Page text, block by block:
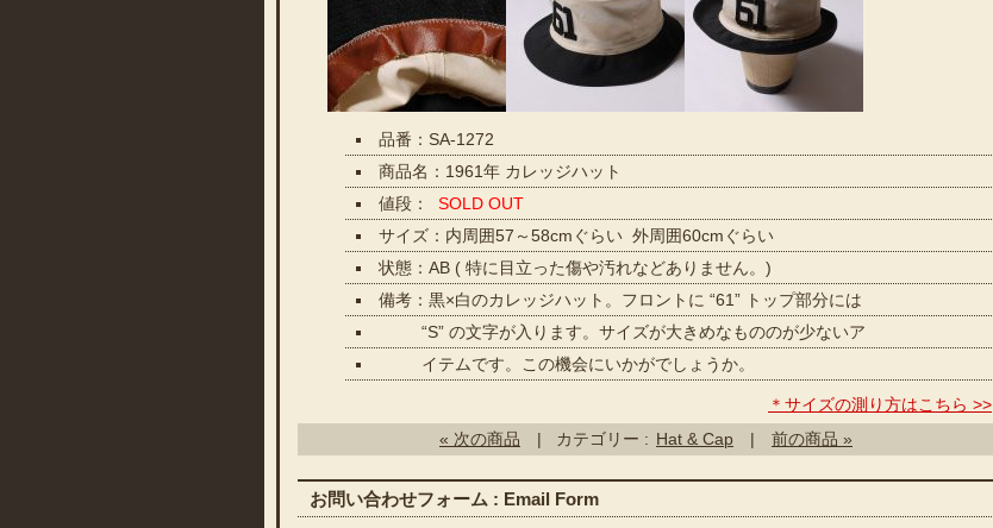
品番：SA-1272
商品名：1961年 カレッジハット
値段： SOLD OUT
サイズ：内周囲57～58cmぐらい 外周囲60cmぐらい
状態：AB ( 特に目立った傷や汚れなどありません。)
備考：黒×白のカレッジハット。フロントに “61” トップ部分には
“S” の文字が入ります。サイズが大きめなもののが少ないア
イテムです。この機会にいかがでしょうか。
＊サイズの測り方はこちら >>
« 次の商品
| カテゴリー : Hat & Cap | 前の商品 »
お問い合わせフォーム : Email Form